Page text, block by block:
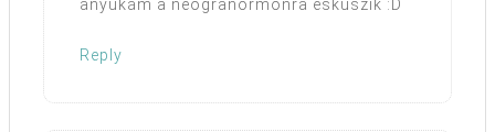
anyukám a neogranormonra esküszik :D
Reply